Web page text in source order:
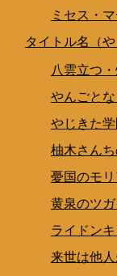
ミセス・
タイトル名（
八雲立つ
やんごと
やじきた
柚木さん
憂国のモ
黄泉のツガ
ライドン
来世は他